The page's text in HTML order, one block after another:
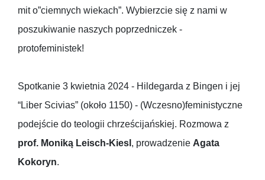
mit o”ciemnych wiekach”. Wybierzcie się z nami w
poszukiwanie naszych poprzedniczek -
protofeministek!
Spotkanie 3 kwietnia 2024 - Hildegarda z Bingen i jej
“Liber Scivias” (około 1150) - (Wczesno)feministyczne
podejście do teologii chrześcijańskiej. Rozmowa z
prof. Moniką Leisch-Kiesl , prowadzenie Agata
Kokoryn.